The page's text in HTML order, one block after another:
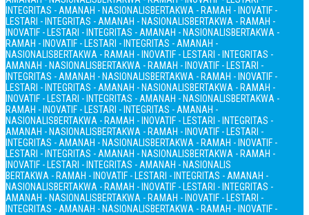
INTEGRITAS - AMANAH - NASIONALISBERTAKWA - RAMAH - INOVATIF -
LESTARI - INTEGRITAS - AMANAH - NASIONALISBERTAKWA - RAMAH -
INOVATIF - LESTARI - INTEGRITAS - AMANAH - NASIONALISBERTAKWA -
RAMAH - INOVATIF - LESTARI - INTEGRITAS - AMANAH -
NASIONALISBERTAKWA - RAMAH - INOVATIF - LESTARI - INTEGRITAS -
AMANAH - NASIONALISBERTAKWA - RAMAH - INOVATIF - LESTARI -
INTEGRITAS - AMANAH - NASIONALISBERTAKWA - RAMAH - INOVATIF -
LESTARI - INTEGRITAS - AMANAH - NASIONALISBERTAKWA - RAMAH -
INOVATIF - LESTARI - INTEGRITAS - AMANAH - NASIONALISBERTAKWA -
RAMAH - INOVATIF - LESTARI - INTEGRITAS - AMANAH -
NASIONALISBERTAKWA - RAMAH - INOVATIF - LESTARI - INTEGRITAS -
AMANAH - NASIONALISBERTAKWA - RAMAH - INOVATIF - LESTARI -
INTEGRITAS - AMANAH - NASIONALISBERTAKWA - RAMAH - INOVATIF -
LESTARI - INTEGRITAS - AMANAH - NASIONALISBERTAKWA - RAMAH -
INOVATIF - LESTARI - INTEGRITAS - AMANAH - NASIONALIS
BERTAKWA - RAMAH - INOVATIF - LESTARI - INTEGRITAS - AMANAH -
NASIONALISBERTAKWA - RAMAH - INOVATIF - LESTARI - INTEGRITAS -
AMANAH - NASIONALISBERTAKWA - RAMAH - INOVATIF - LESTARI -
INTEGRITAS - AMANAH - NASIONALISBERTAKWA - RAMAH - INOVATIF -